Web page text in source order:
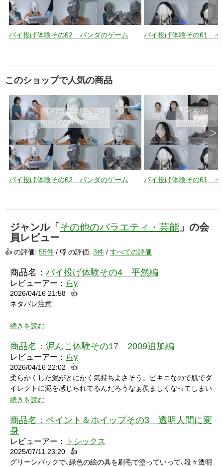
パイ投げ体験その62 パンダのゲーム パイ投げ体験その61 イ
このショップで人気の商品
パイ投げ体験その62 パンダのゲーム パイ投げ体験その61 イ
>
ジャンル「 その他のバラエティ・芸能 」の会
員レビュー
👍 の評価: 55件 / 👎 の評価: 3件 / すべての評価
商品名： パイ投げ体験その4 平然編
レビューアー： らy
2026/04/16 21:58
👍
ネタバレ注意
シャワーシーンで「お腹にぶつけられたら声出ちゃうだろうな」
と思っていたところにパイをちょうどぶつけられ「予想が当たっ
たw」と笑ってしまいました。リアクションもクールな見た目に
い悔しさを滲ませながら罰ゲームを受けている姿にドキドキして
しまいました。
続きを読む
商品名： 泥んこ体験その17 2009追加編
レビューアー： らy
2026/04/16 22:02
👍
柔らかくした泥がとにかく気持ちよさそう。ビキニなので肌でダ
イレクトに泥を感じられてるんだろうなぁ羨ましくなってしまい
ました。
続きを読む
商品名： ペイント＆ホイップその3 透明人間に変
身
レビューアー： トシックス
2025/07/11 23:20
👍
グリーンバックで､緑色の絵の具を刷毛で塗っていって､段々透明